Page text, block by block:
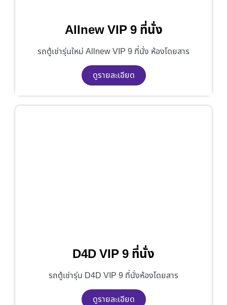
Allnew VIP 9 ที่นั่ง
รถตู้เช่ารุ่นใหม่ Allnew VIP 9 ที่นั่ง ห้องโดยสาร
ดูรายละเอียด
D4D VIP 9 ที่นั่ง
รถตู้เช่ารุ่น D4D VIP 9 ที่นั่งห้องโดยสาร
ดูรายละเอียด